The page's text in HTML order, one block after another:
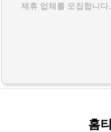
제휴 업체를 모집합니다.
홈